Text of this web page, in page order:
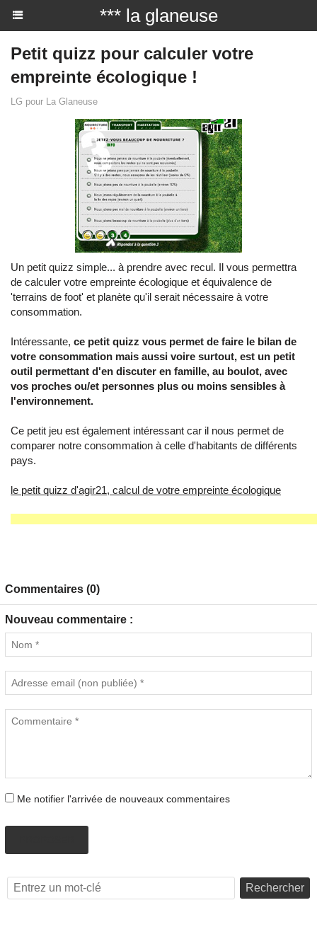
*** la glaneuse
Petit quizz pour calculer votre
empreinte écologique !
LG pour La Glaneuse
Un petit quizz simple... à prendre avec recul. Il vous permettra
de calculer votre empreinte écologique et équivalence de
'terrains de foot' et planète qu'il serait nécessaire à votre
consommation.
Intéressante, ce petit quizz vous permet de faire le bilan de
votre consommation mais aussi voire surtout, est un petit
outil permettant d'en discuter en famille, au boulot, avec
vos proches ou/et personnes plus ou moins sensibles à
l'environnement.
Ce petit jeu est également intéressant car il nous permet de
comparer notre consommation à celle d'habitants de différents
pays.
le petit quizz d'agir21, calcul de votre empreinte écologique
Commentaires (0)
Nouveau commentaire :
Me notifier l'arrivée de nouveaux commentaires
Rechercher